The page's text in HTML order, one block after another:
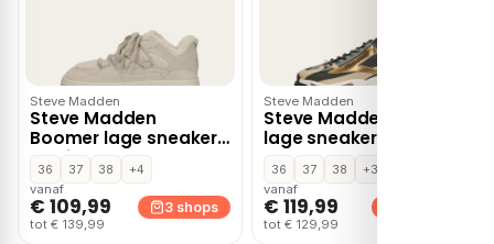
Steve Madden
Steve Madden
Boomer lage sneakers
– Beige
36 37 38
+4
vanaf
€ 109,99
tot € 139,99
3 shops
Steve Madden
Steve Madden Zoomz
lage sneakers – Brons
36 37 38
+3
vanaf
€ 119,99
tot € 129,99